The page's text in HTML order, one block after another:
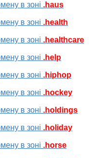
в зоні .haus
в зоні .health
в зоні .healthcare
в зоні .help
в зоні .hiphop
в зоні .hockey
в зоні .holdings
в зоні .holiday
в зоні .horse